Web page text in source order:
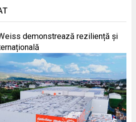
demonstrează reziliență și